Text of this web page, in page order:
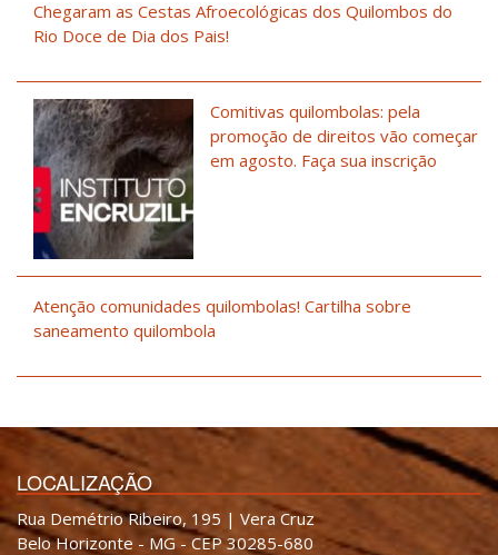
Chegaram as Cestas Afroecológicas dos Quilombos do
Rio Doce de Dia dos Pais!
Comitivas quilombolas: pela
promoção de direitos vão começar
em agosto. Faça sua inscrição
Atenção comunidades quilombolas! Cartilha sobre
saneamento quilombola
LOCALIZAÇÃO
Rua Demétrio Ribeiro, 195 | Vera Cruz
Belo Horizonte - MG - CEP 30285-680